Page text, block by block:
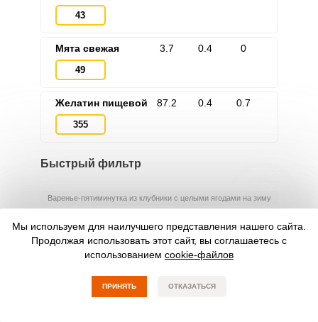
43
Мята свежая
49
3.7 0.4 0
Желатин пищевой
355
87.2 0.4 0.7
Быстрый фильтр
Варенье-пятиминутка из клубники с целыми ягодами на зиму
Варенье из вишни с целыми ягодами на зиму
Варенье из черешни с целыми ягодами без косточек на зиму
Варенье из вишни с целыми ягодами без косточек на зиму
Мы используем для наилучшего представления нашего сайта.
Продолжая использовать этот сайт, вы соглашаетесь с
использованием cookie-файлов
ПРИНЯТЬ ОТКАЗАТЬСЯ